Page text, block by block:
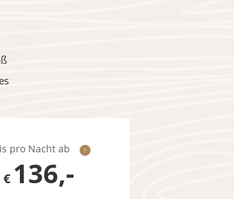
pro Nacht ab ?
€ 136,-